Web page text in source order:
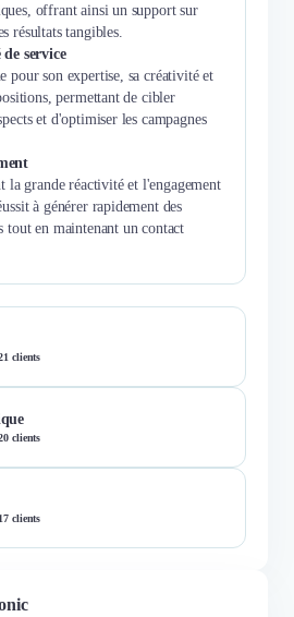
offrant ainsi un support sur
résultats tangibles.
service
pour son expertise, sa créativité et
permettant de cibler
et d'optimiser les campagnes
la grande réactivité et l'engagement
à générer rapidement des
tout en maintenant un contact
clients
clients
17 clients